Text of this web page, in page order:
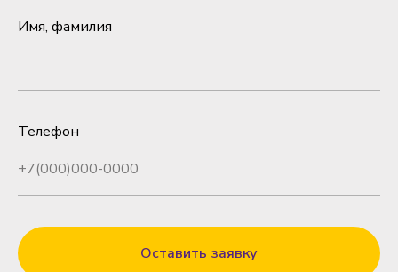
Имя, фамилия
Телефон
Оставить заявку